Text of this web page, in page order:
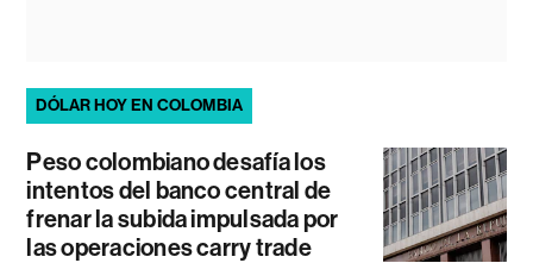
DÓLAR HOY EN COLOMBIA
Peso colombiano desafía los
intentos del banco central de
frenar la subida impulsada por
las operaciones carry trade